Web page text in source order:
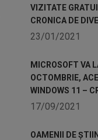
VIZITATE
CRONICA DE
23/01/2021
MICROSOFT VA
OCTOMBRIE,
WINDOWS 11 –
17/09/2021
OAMENII DE